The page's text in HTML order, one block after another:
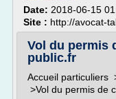
Date: 2018-06-15
Site : http://avocat-
Vol du permis
public.fr
Accueil particuliers
>Vol du permis de